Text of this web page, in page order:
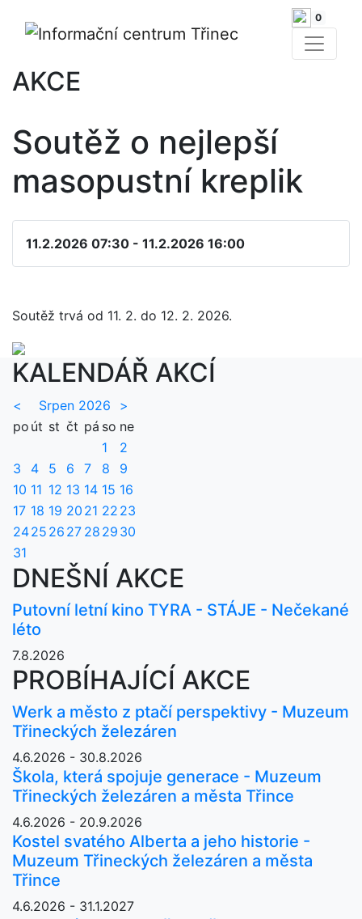
0
AKCE
Soutěž o nejlepší
masopustní kreplik
11.2.2026 07:30 - 11.2.2026 16:00
Soutěž trvá od 11. 2. do 12. 2. 2026.
KALENDÁŘ AKCÍ
< Srpen 2026
>
po út st čt pá so ne
1
2
3
4 5 6 7 8
9
10 11 12 13 14 15 16
17 18 19 20 21 22 23
2425 26 27 28 29 30
31
DNEŠNÍ AKCE
Putovní letní kino TYRA - STÁJE - Nečekané
léto
7.8.2026
PROBÍHAJÍCÍ AKCE
Werk a město z ptačí perspektivy - Muzeum
Třineckých železáren
4.6.2026 - 30.8.2026
Škola, která spojuje generace - Muzeum
Třineckých železáren a města Třince
4.6.2026 - 20.9.2026
Kostel svatého Alberta a jeho historie -
Muzeum Třineckých železáren a města
Třince
4.6.2026 - 31.1.2027